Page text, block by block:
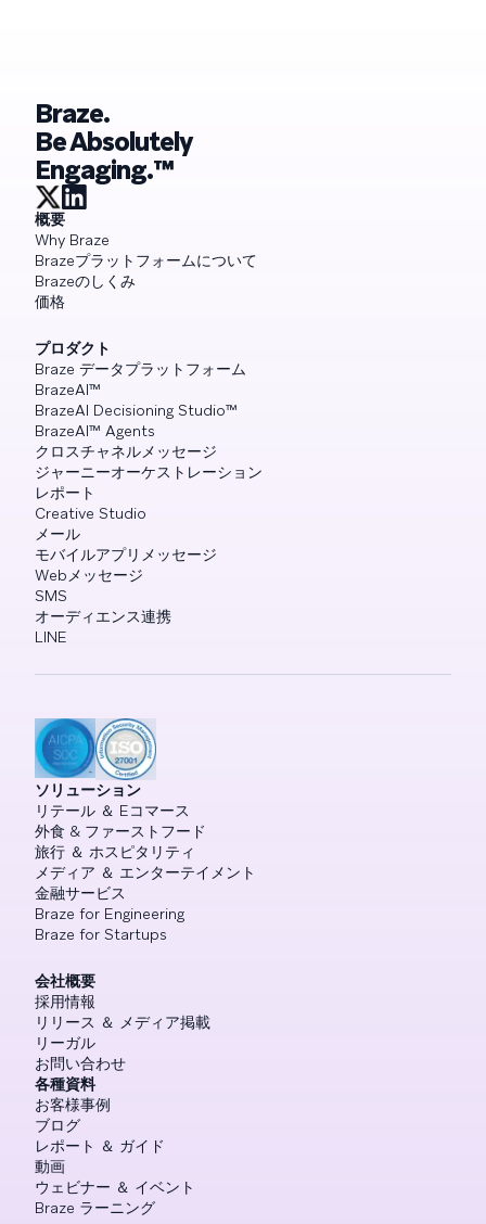
Braze.
Be Absolutely
Engaging.™
概要
Why Braze
Brazeプラットフォームについて
Brazeのしくみ
価格
プロダクト
Braze データプラットフォーム
BrazeAI™
BrazeAI Decisioning Studio™
BrazeAI™ Agents
クロスチャネルメッセージ
ジャーニーオーケストレーション
レポート
Creative Studio
メール
モバイルアプリメッセージ
Webメッセージ
SMS
オーディエンス連携
LINE
ソリューション
リテール ＆ Eコマース
外食 & ファーストフード
旅行 ＆ ホスピタリティ
メディア ＆ エンターテイメント
金融サービス
Braze for Engineering
Braze for Startups
会社概要
採用情報
リリース ＆ メディア掲載
リーガル
お問い合わせ
各種資料
お客様事例
ブログ
レポート ＆ ガイド
動画
ウェビナー ＆ イベント
Braze ラーニング